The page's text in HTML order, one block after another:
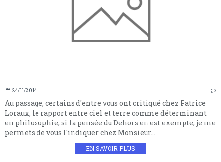
24/11/2014 …
Au passage, certains d'entre vous ont critiqué chez Patrice
Loraux, le rapport entre ciel et terre comme déterminant
en philosophie, si la pensée du Dehors en est exempte, je me
permets de vous l'indiquer chez Monsieur...
EN SAVOIR PLUS